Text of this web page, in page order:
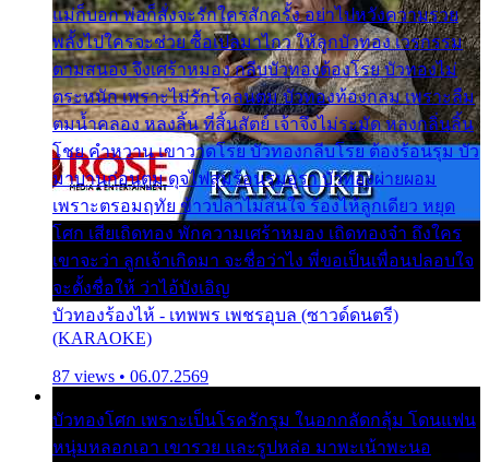
แม่ก็บอก พ่อก็สั่งจะรักใครสักครั้ง อย่าไปหวังความรวย
พลั้งไปใครจะช่วย ซื้อเปลมาไกว ให้ลูกบัวทอง เวรกรรม
ตามสนอง จึงเศร้าหมอง กลีบบัวทองต้องโรย บัวทองไม่
ตระหนัก เพราะไม่รักโคลนตม บัวทองท้องกลม เพราะลืม
ตมน้ำคลอง หลงลิ้น ที่สิ้นสัตย์ เจ้าจึงไม่ระมัด หลงกลิ่นลิ้น
โชย คำหวาน เขาวาดโรย บัวทองกลีบโรย ต้องร้อนรุม บัว
มาบานก่อนตูม ดุจไฟสุมร้อนรุมอุรา บัวทองผ่ายผอม
เพราะตรอมฤทัย ข้าวปลาไม่สนใจ ร้องไห้ลูกเดียว หยุด
โศก เสียเถิดทอง พักความเศร้าหมอง เถิดทองจ๋า ถึงใคร
เขาจะว่า ลูกเจ้าเกิดมา จะชื่อว่าไง พี่ขอเป็นเพื่อนปลอบใจ
จะตั้งชื่อให้ ว่าไอ้บังเอิญ
บัวทองร้องไห้ - เทพพร เพชรอุบล (ซาวด์ดนตรี)
(KARAOKE)
87 views • 06.07.2569
บัวทองโศก เพราะเป็นโรครักรุม ในอกกลัดกลุ้ม โดนแฟน
หนุ่มหลอกเอา เขารวย และรูปหล่อ มาพะเน้าพะนอ